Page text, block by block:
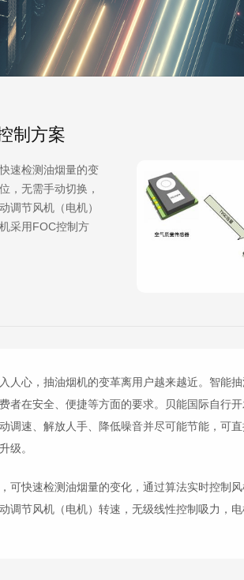
制方案
速检测油烟量的变
，无需手动切换，
调节风机（电机）
采用FOC控制方
人心，抽油烟机的变革离用户越来越近。智能
者在安全、便捷等方面的要求。贝能国际自行
调速、解放人手、降低噪音并尽可能节能，可
级。
可快速检测油烟量的变化，通过算法实时控制
调节风机（电机）转速，无级线性控制吸力，